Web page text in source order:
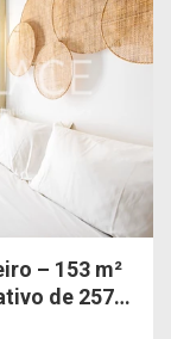
– 153 m²
de 257